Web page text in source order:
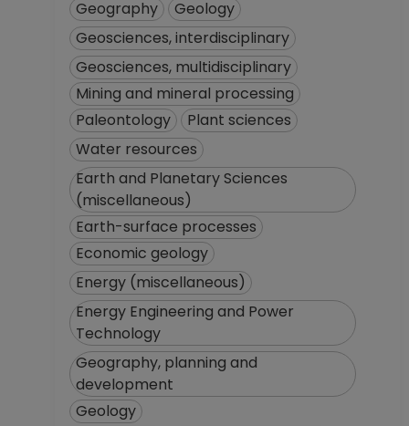
Geography
Geology
Geosciences, interdisciplinary
Geosciences, multidisciplinary
Mining and mineral processing
Paleontology
Plant sciences
Water resources
Earth and Planetary Sciences
(miscellaneous)
Earth-surface processes
Economic geology
Energy (miscellaneous)
Energy Engineering and Power
Technology
Geography, planning and
development
Geology